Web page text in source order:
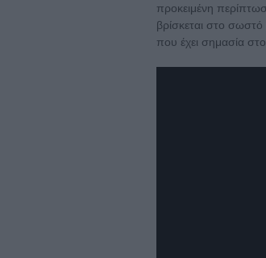
προκειμένη
βρίσκεται στο σωστό
που έχει σημασία στο